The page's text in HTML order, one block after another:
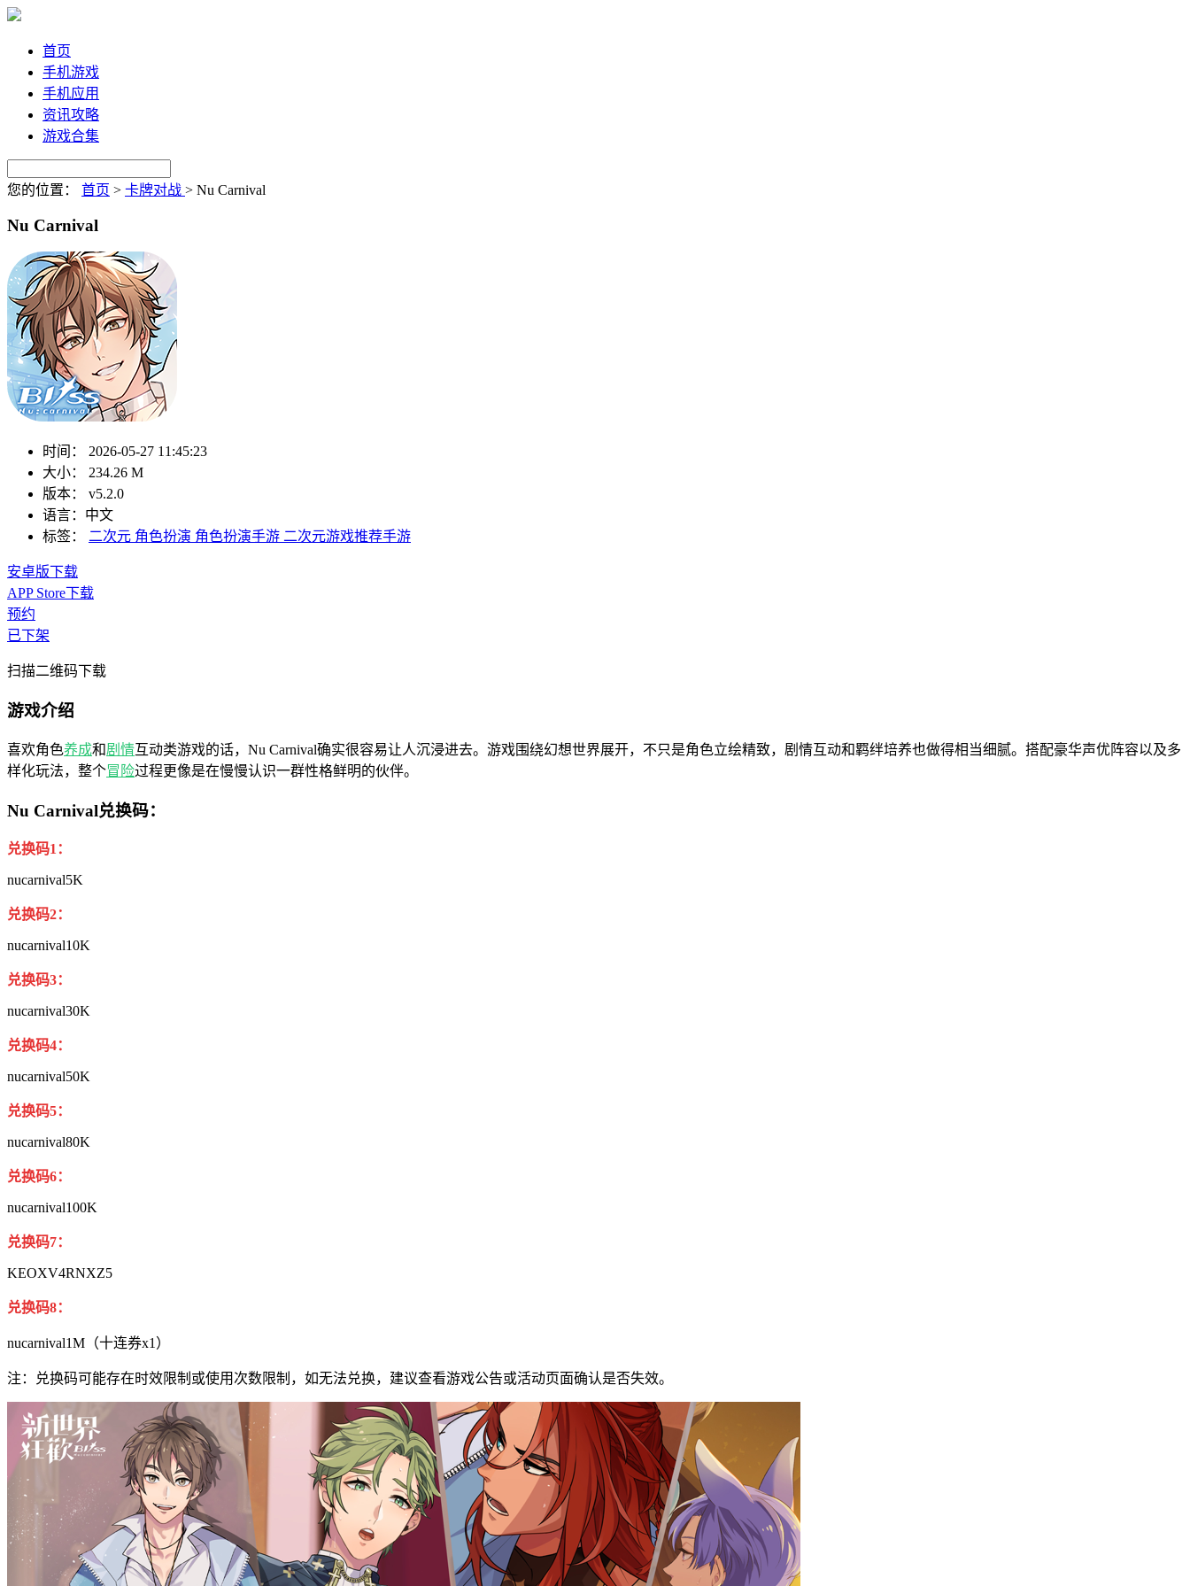
首页
手机游戏
手机应用
资讯攻略
游戏合集
您的位置： 首页 > 卡牌对战 > Nu Carnival
Nu Carnival
时间：
2026-05-27 11:45:23
大小：
234.26 M
版本：
v5.2.0
语言： 中文
标签：
二次元 角色扮演 角色扮演手游 二次元游戏推荐手游
安卓版下载
APP Store下载
预约
已下架
扫描二维码下载
游戏介绍
喜欢角色养成和剧情互动类游戏的话，Nu Carnival确实很容易让人沉浸进去。游戏围绕幻想世界展开，不只是角色立绘精致，剧情互动和羁绊培养也做得相当细腻。搭配豪华声优阵容以及多
样化玩法，整个冒险过程更像是在慢慢认识一群性格鲜明的伙伴。
Nu Carnival兑换码：
兑换码1：
nucarnival5K
兑换码2：
nucarnival10K
兑换码3：
nucarnival30K
兑换码4：
nucarnival50K
兑换码5：
nucarnival80K
兑换码6：
nucarnival100K
兑换码7：
KEOXV4RNXZ5
兑换码8：
nucarnival1M（十连券x1）
注：兑换码可能存在时效限制或使用次数限制，如无法兑换，建议查看游戏公告或活动页面确认是否失效。